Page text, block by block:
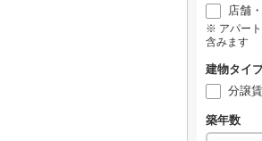
店舗
アパー
含みます
建物タイ
分譲
築年数